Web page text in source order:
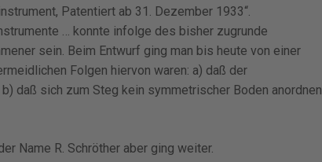
Patentiert ab 31. Dezember 1933“.
… konnte infolge des bisher zugrunde
sein. Beim Entwurf ging man bis heute von einer
Folgen hiervon waren: a) daß der
daß sich zum Steg kein symmetrischer Boden anordnen
Name R. Schröther aber ging weiter.